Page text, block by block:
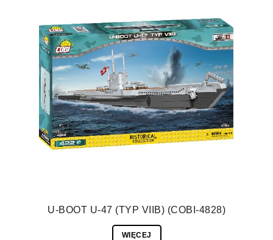
U-BOOT U-47 (TYP VIIB) (COBI-4828)
WIĘCEJ